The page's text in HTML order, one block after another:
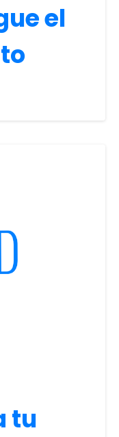
el
tu